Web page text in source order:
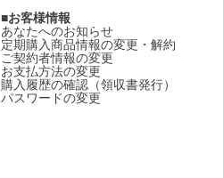
お客様情報
あなたへのお知らせ
定期購入商品情報の変更・解約
ご契約者情報の変更
お支払方法の変更
購入履歴の確認（領収書発行）
パスワードの変更